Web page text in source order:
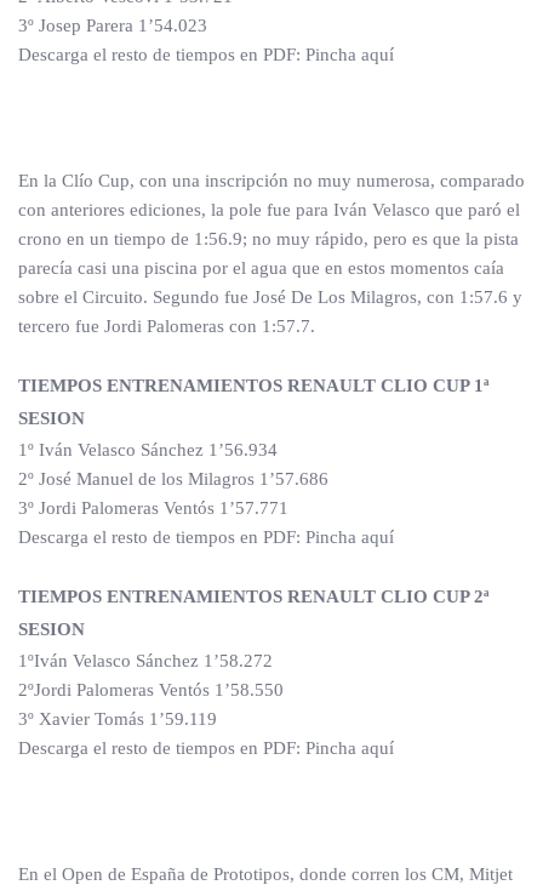
3º Josep Parera 1’54.023
Descarga el resto de tiempos en PDF: Pincha aquí
En la Clío Cup, con una inscripción no muy numerosa, comparado
con anteriores ediciones, la pole fue para Iván Velasco que paró el
crono en un tiempo de 1:56.9; no muy rápido, pero es que la pista
parecía casi una piscina por el agua que en estos momentos caía
sobre el Circuito. Segundo fue José De Los Milagros, con 1:57.6 y
tercero fue Jordi Palomeras con 1:57.7.
TIEMPOS ENTRENAMIENTOS RENAULT CLIO CUP 1ª
SESION
1º Iván Velasco Sánchez 1’56.934
2º José Manuel de los Milagros 1’57.686
3º Jordi Palomeras Ventós 1’57.771
Descarga el resto de tiempos en PDF: Pincha aquí
TIEMPOS ENTRENAMIENTOS RENAULT CLIO CUP 2ª
SESION
1ºIván Velasco Sánchez 1’58.272
2ºJordi Palomeras Ventós 1’58.550
3º Xavier Tomás 1’59.119
Descarga el resto de tiempos en PDF: Pincha aquí
En el Open de España de Prototipos, donde corren los CM, Mitjet